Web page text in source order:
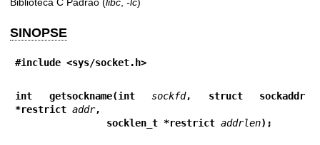
SINOPSE
#include <sys/socket.h>
int getsockname(int sockfd, struct sockaddr
*restrict addr,
                socklen_t *restrict
addrlen);